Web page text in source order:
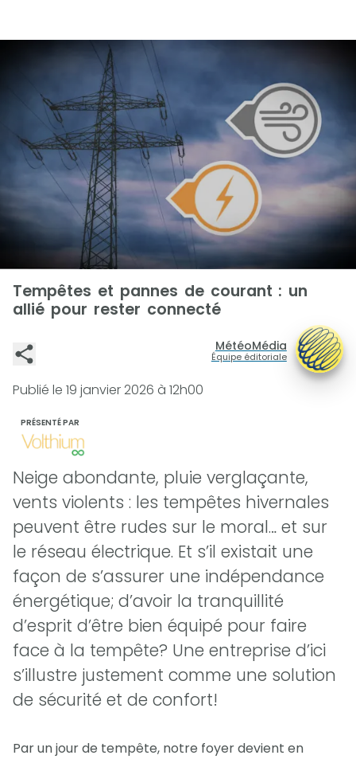
Tempêtes et pannes de courant : un
allié pour rester connecté
MétéoMédia
Équipe éditoriale
Publié le 19 janvier 2026 à 12h00
PRÉSENTÉ PAR
Neige abondante, pluie verglaçante,
vents violents : les tempêtes hivernales
peuvent être rudes sur le moral… et sur
le réseau électrique. Et s’il existait une
façon de s’assurer une indépendance
énergétique; d’avoir la tranquillité
d’esprit d’être bien équipé pour faire
face à la tempête? Une entreprise d’ici
s’illustre justement comme une solution
de sécurité et de confort!
Par un jour de tempête, notre foyer devient en